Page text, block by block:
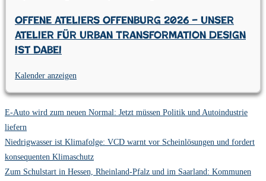
Offene Ateliers Offenburg 2026 – Unser
Atelier für Urban Transformation Design
ist dabei
Kalender anzeigen
E-Auto wird zum neuen Normal: Jetzt müssen Politik und Autoindustrie
liefern
Niedrigwasser ist Klimafolge: VCD warnt vor Scheinlösungen und fordert
konsequenten Klimaschutz
Zum Schulstart in Hessen, Rheinland-Pfalz und im Saarland: Kommunen